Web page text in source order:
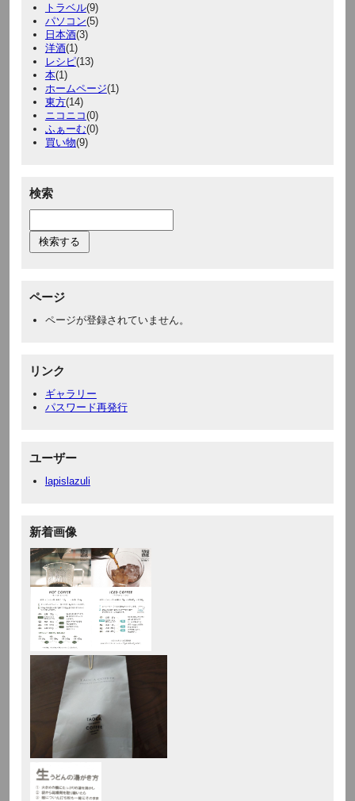
トラベル(9)
パソコン(5)
日本酒(3)
洋酒(1)
レシピ(13)
本(1)
ホームページ(1)
東方(14)
ニコニコ(0)
ふぁーむ(0)
買い物(9)
検索
ページ
ページが登録されていません。
リンク
ギャラリー
パスワード再発行
ユーザー
lapislazuli
新着画像